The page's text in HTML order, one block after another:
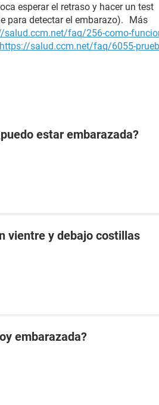
esperar el retraso y hacer un test
para detectar el embarazo). Más
salud.ccm.net/faq/256-como-
https://salud.ccm.net/faq/6055-
estar embarazada?
vientre y debajo costillas
embarazada?